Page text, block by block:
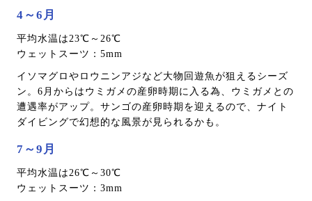
4～6月
平均水温は23℃～26℃
ウェットスーツ：5mm
イソマグロやロウニンアジなど大物回遊魚が狙えるシーズ
ン。6月からはウミガメの産卵時期に入る為、ウミガメとの
遭遇率がアップ。サンゴの産卵時期を迎えるので、ナイト
ダイビングで幻想的な風景が見られるかも。
7～9月
平均水温は26℃～30℃
ウェットスーツ：3mm